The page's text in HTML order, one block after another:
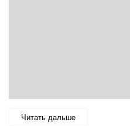
Читать дальше